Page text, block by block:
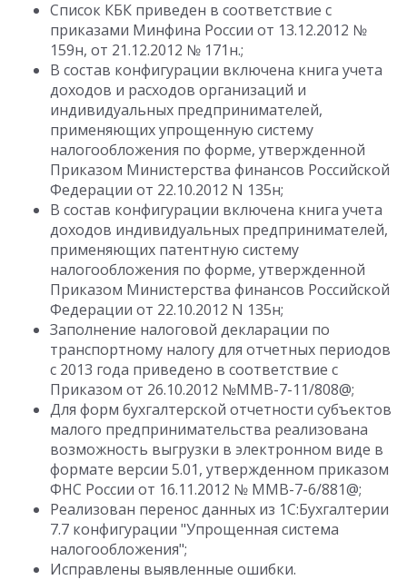
Список КБК приведен в соответствие с
приказами Минфина России от 13.12.2012 №
159н, от 21.12.2012 № 171н.;
В состав конфигурации включена книга учета
доходов и расходов организаций и
индивидуальных предпринимателей,
применяющих упрощенную систему
налогообложения по форме, утвержденной
Приказом Министерства финансов Российской
Федерации от 22.10.2012 N 135н;
В состав конфигурации включена книга учета
доходов индивидуальных предпринимателей,
применяющих патентную систему
налогообложения по форме, утвержденной
Приказом Министерства финансов Российской
Федерации от 22.10.2012 N 135н;
Заполнение налоговой декларации по
транспортному налогу для отчетных периодов
с 2013 года приведено в соответствие с
Приказом от 26.10.2012 №ММВ-7-11/808@;
Для форм бухгалтерской отчетности субъектов
малого предпринимательства реализована
возможность выгрузки в электронном виде в
формате версии 5.01, утвержденном приказом
ФНС России от 16.11.2012 № ММВ-7-6/881@;
Реализован перенос данных из 1С:Бухгалтерии
7.7 конфигурации "Упрощенная система
налогообложения";
Исправлены выявленные ошибки.